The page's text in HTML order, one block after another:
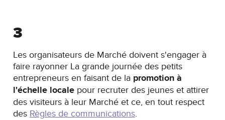
3
Les organisateurs de Marché doivent s'engager à
faire rayonner La grande journée des petits
entrepreneurs en faisant de la promotion à
l'échelle localepour recruter des jeunes et attirer
des visiteurs à leur Marché et ce, en tout respect
des Règles de communications.